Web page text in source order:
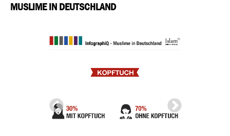
MUSLIME IN DEUTSCHLAND